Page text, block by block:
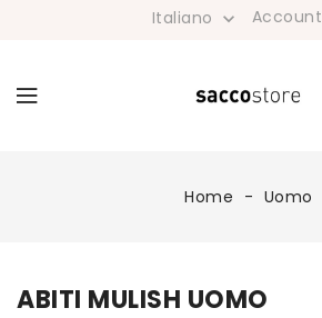
Italiano  Account
Home Uomo
ABITI MULISH UOMO